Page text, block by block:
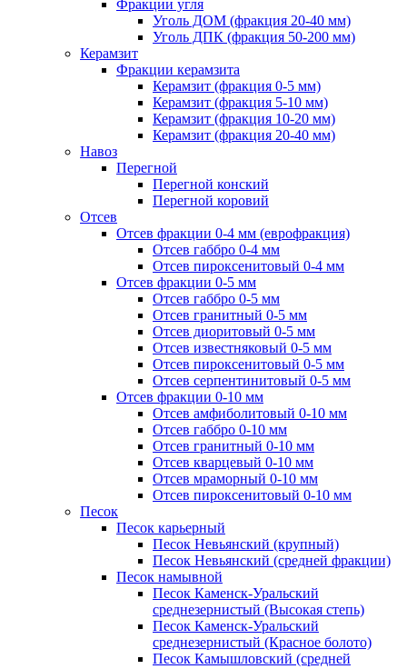
Фракции угля
Уголь ДОМ (фракция 20-40 мм)
Уголь ДПК (фракция 50-200 мм)
Керамзит
Фракции керамзита
Керамзит (фракция 0-5 мм)
Керамзит (фракция 5-10 мм)
Керамзит (фракция 10-20 мм)
Керамзит (фракция 20-40 мм)
Навоз
Перегной
Перегной конский
Перегной коровий
Отсев
Отсев фракции 0-4 мм (еврофракция)
Отсев габбро 0-4 мм
Отсев пироксенитовый 0-4 мм
Отсев фракции 0-5 мм
Отсев габбро 0-5 мм
Отсев гранитный 0-5 мм
Отсев диоритовый 0-5 мм
Отсев известняковый 0-5 мм
Отсев пироксенитовый 0-5 мм
Отсев серпентинитовый 0-5 мм
Отсев фракции 0-10 мм
Отсев амфиболитовый 0-10 мм
Отсев габбро 0-10 мм
Отсев гранитный 0-10 мм
Отсев кварцевый 0-10 мм
Отсев мраморный 0-10 мм
Отсев пироксенитовый 0-10 мм
Песок
Песок карьерный
Песок Невьянский (крупный)
Песок Невьянский (средней фракции)
Песок намывной
Песок Каменск-Уральский
среднезернистый (Высокая степь)
Песок Каменск-Уральский
среднезернистый (Красное болото)
Песок Камышловский (средней